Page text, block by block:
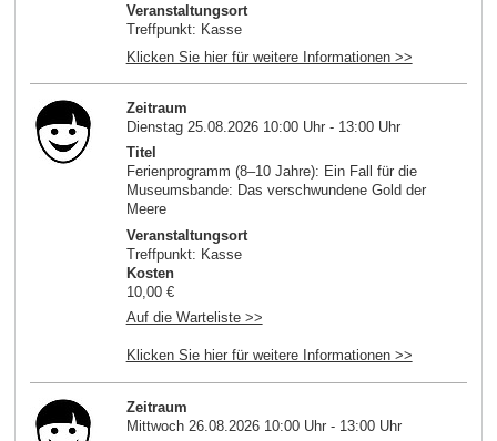
Veranstaltungsort
Treffpunkt: Kasse
Klicken Sie hier für weitere Informationen >>
Zeitraum
Dienstag 25.08.2026 10:00 Uhr - 13:00 Uhr
Titel
Ferienprogramm (8–10 Jahre): Ein Fall für die
Museumsbande: Das verschwundene Gold der
Meere
Veranstaltungsort
Treffpunkt: Kasse
Kosten
10,00 €
Auf die Warteliste >>
Klicken Sie hier für weitere Informationen >>
Zeitraum
Mittwoch 26.08.2026 10:00 Uhr - 13:00 Uhr